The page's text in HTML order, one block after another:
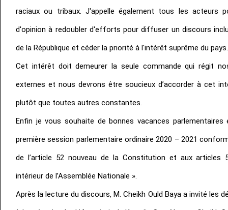
raciaux ou tribaux. J'appelle également tous les acteurs
d'opinion à redoubler d'efforts pour diffuser un discours
de la République et céder la priorité à l'intérêt suprême du pays.
Cet intérêt doit demeurer la seule commande qui régit
externes et nous devrons être soucieux d’accorder à cet
plutôt que toutes autres constantes.
Enfin je vous souhaite de bonnes vacances
première session parlementaire ordinaire 2020 – 2021
de l’article 52 nouveau de la Constitution et aux articles
intérieur de l’Assemblée Nationale ».
Après la lecture du discours, M. Cheikh Ould Baya a invité les